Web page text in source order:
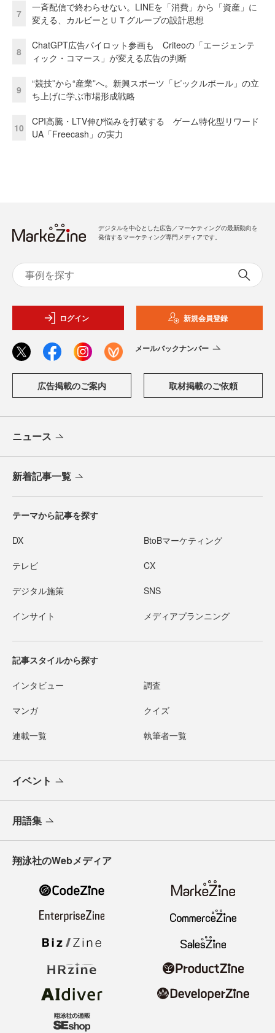
7
一斉配信で終わらせない。LINEを「消費」から「資産」に
変える、カルビーとＵＴグループの設計思想
8
ChatGPT広告パイロット参画も Criteoの「エージェンテ
ィック・コマース」が変える広告の判断
9
“競技”から“産業”へ。新興スポーツ「ピックルボール」の立
ち上げに学ぶ市場形成戦略
10
CPI高騰・LTV伸び悩みを打破する ゲーム特化型リワード
UA「Freecash」の実力
デジタルを中心とした広告／マーケティングの最新動向を
発信するマーケティング専門メディアです。
ログイン 新規会員登録
メールバックナンバー
広告掲載のご案内 取材掲載のご依頼
ニュース
新着記事一覧
テーマから記事を探す
DX BtoBマーケティング
テレビ CX
デジタル施策 SNS
インサイト メディアプランニング
記事スタイルから探す
インタビュー 調査
マンガ クイズ
連載一覧 執筆者一覧
イベント
用語集
翔泳社のWebメディア